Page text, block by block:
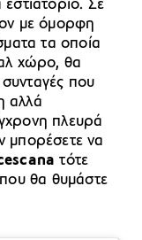
Σε
με όμορφη
τα οποία
χώρο, θα
που
αλλά
πλευρά
μπορέσετε να
τότε
που θα θυμάστε